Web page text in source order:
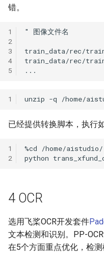
错。
1
2
3
4
5
1 unzip -q /home/
已经提供转换脚本，执行
1
2
%cd
python
4 OCR
选用飞桨OCR开发套件
文本检测和识别。PP-
在5个方面重点优化，检